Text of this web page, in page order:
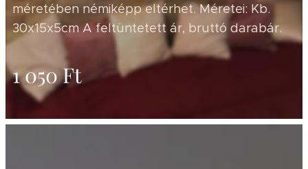
méretében némiképp eltérhet. Méretei: Kb.
30x15x5cm A feltüntetett ár, bruttó darabár.
1 050Ft